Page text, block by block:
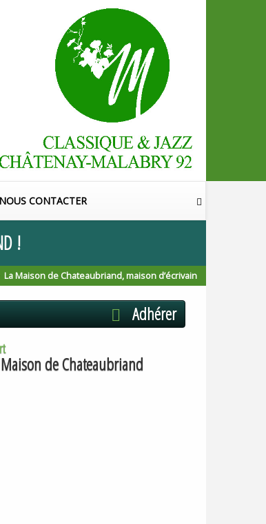
NOUS CONTACTER
!
La Maison de Chateaubriand, maison d’écrivain
Adhérer
de Chateaubriand